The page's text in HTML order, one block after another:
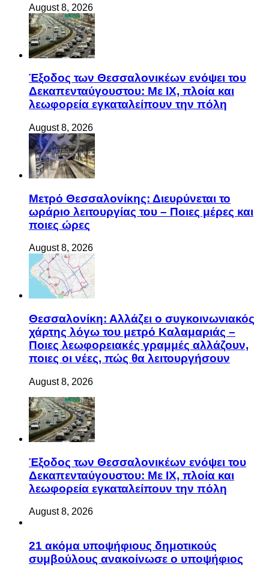
August 8, 2026
Έξοδος των Θεσσαλονικέων ενόψει του
Δεκαπενταύγουστου: Με ΙΧ, πλοία και
λεωφορεία εγκαταλείπουν την πόλη
August 8, 2026
Μετρό Θεσσαλονίκης: Διευρύνεται το
ωράριο λειτουργίας του – Ποιες μέρες και
ποιες ώρες
August 8, 2026
Θεσσαλονίκη: Αλλάζει ο συγκοινωνιακός
χάρτης λόγω του μετρό Καλαμαριάς –
Ποιες λεωφορειακές γραμμές αλλάζουν,
ποιες οι νέες, πώς θα λειτουργήσουν
August 8, 2026
Έξοδος των Θεσσαλονικέων ενόψει του
Δεκαπενταύγουστου: Με ΙΧ, πλοία και
λεωφορεία εγκαταλείπουν την πόλη
August 8, 2026
21 ακόμα υποψήφιους δημοτικούς
συμβούλους ανακοίνωσε ο υποψήφιος